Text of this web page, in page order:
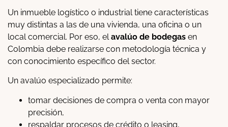
Un inmueble logístico o industrial tiene características
muy distintas a las de una vivienda, una oficina o un
local comercial. Por eso, elavalúo de bodegas en
Colombia debe realizarse con metodología técnica y
con conocimiento específico del sector.
Un avalúo especializado permite:
tomar decisiones de compra o venta con mayor
precisión,
respaldar procesos de crédito o leasing,